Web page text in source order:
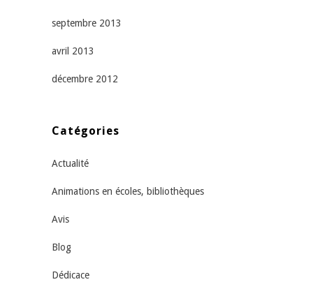
septembre 2013
avril 2013
décembre 2012
Catégories
Actualité
Animations en écoles, bibliothèques
Avis
Blog
Dédicace